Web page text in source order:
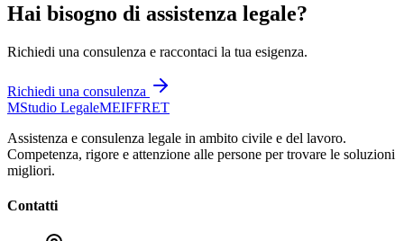
Hai bisogno di assistenza legale?
Richiedi una consulenza e raccontaci la tua esigenza.
Richiedi una consulenza
MStudio LegaleMEIFFRET
Assistenza e consulenza legale in ambito civile e del lavoro.
Competenza, rigore e attenzione alle persone per trovare le soluzioni
migliori.
Contatti